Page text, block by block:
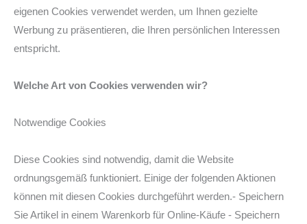
eigenen Cookies verwendet werden, um Ihnen gezielte
Werbung zu präsentieren, die Ihren persönlichen Interessen
entspricht.
Welche Art von Cookies verwenden wir?
Notwendige Cookies
Diese Cookies sind notwendig, damit die Website
ordnungsgemäß funktioniert. Einige der folgenden Aktionen
können mit diesen Cookies durchgeführt werden.- Speichern
Sie Artikel in einem Warenkorb für Online-Käufe - Speichern